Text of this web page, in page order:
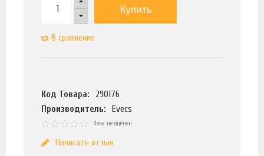
Купить
В сравнение
Код Товара:
290176
Производитель:
Evecs
Пока не оценен
Написать отзыв